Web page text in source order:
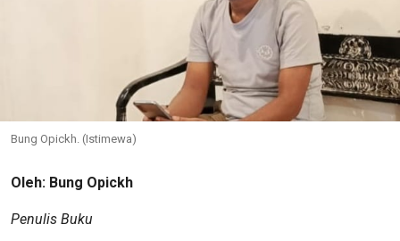
Bung Opickh. (Istimewa)
Oleh: Bung Opickh
Penulis Buku